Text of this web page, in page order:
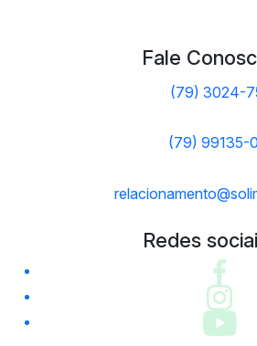
Fale
(79) 3024-
(79) 99135-
Redes